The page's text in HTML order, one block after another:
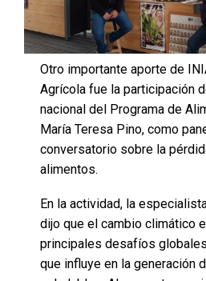
Otro importante aporte de
Agrícola fue la participación
nacional del Programa de
María Teresa Pino, como
conversatorio sobre la
alimentos.
En la actividad, la
dijo que el cambio climático
principales desafíos
que influye en la generación